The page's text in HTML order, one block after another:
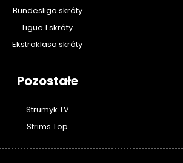
Bundesliga skróty
Ligue 1 skróty
Ekstraklasa skróty
Pozostałe
Strumyk TV
Strims Top